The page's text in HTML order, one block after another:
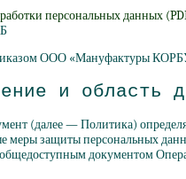
персональных данных
ООО «Мануфактуры
и область
(далее— Политика)
меры защиты персональных
документом